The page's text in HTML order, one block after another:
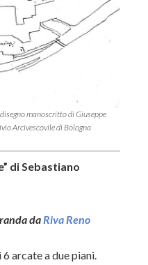
manoscritto di Giuseppe
Arcivescovile di Bologna
di Sebastiano
daRiva Reno
arcate a due piani.